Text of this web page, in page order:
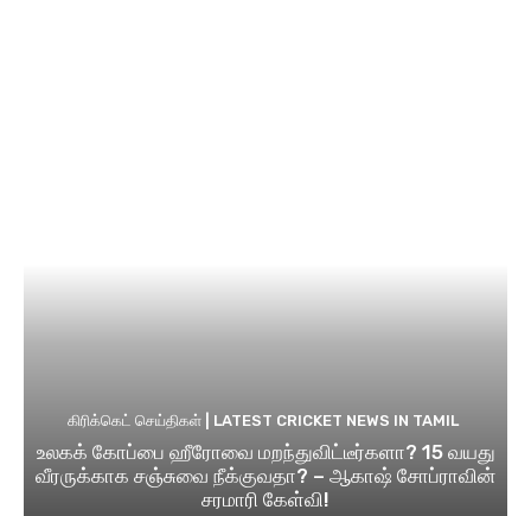
கிரிக்கெட் செய்திகள் | LATEST CRICKET NEWS IN TAMIL
உலகக் கோப்பை ஹீரோவை மறந்துவிட்டீர்களா? 15 வயது
வீரருக்காக சஞ்சுவை நீக்குவதா? – ஆகாஷ் சோப்ராவின்
சரமாரி கேள்வி!